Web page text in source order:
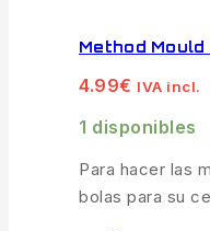
Method
4.99€ IVA incl.
1 disponibles
Para hacer las
bolas para su